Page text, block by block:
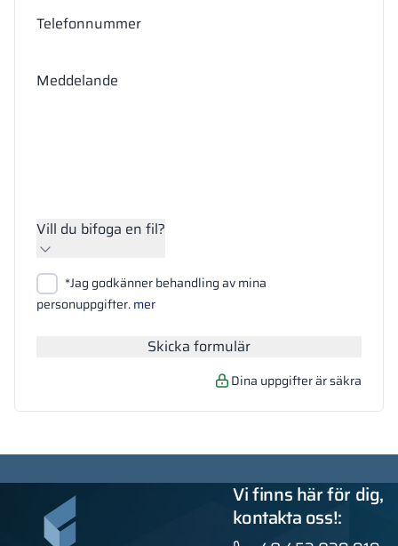
Telefonnummer
Meddelande
Vill du bifoga en fil?
Bifoga filer
Sök
*Jag godkänner behandling av mina
personuppgifter.mer
Skicka formulär
Dina uppgifter är säkra
Vi finns här för dig,
kontakta oss!: